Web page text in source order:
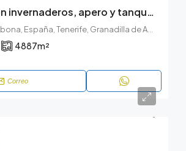
Terrenos con invernaderos, apero y tanque de agua en Chimiche, Granadilla de Abona.
Granadilla de Abona, España, Tenerife, Granadilla de Abona, Tabaibal, Granadilla de Abona, Tenerife sur
4887m²
Correo